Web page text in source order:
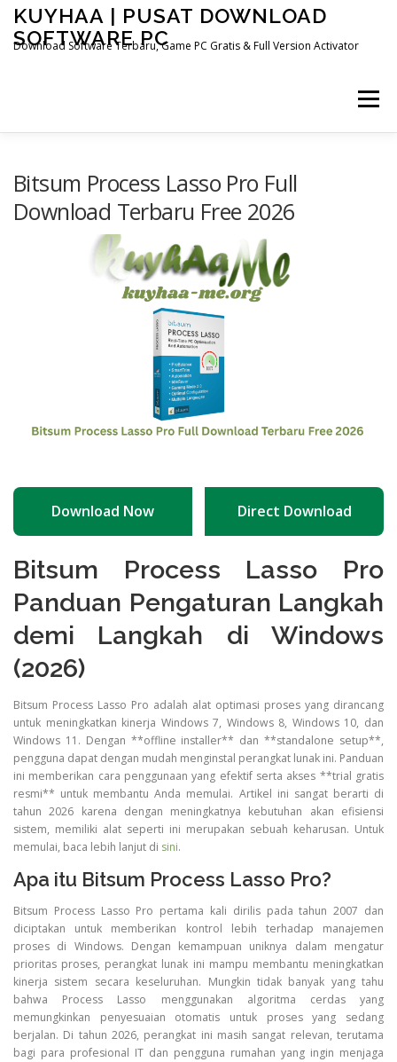
Skip
content
KUYHAA | PUSAT DOWNLOAD
SOFTWARE PC
Download Software Terbaru, Game PC Gratis & Full Version Activator
Menu
OTHER PAGES
Bitsum Process Lasso Pro Full
Download Terbaru Free 2026
Download Now Direct Download
Bitsum Process Lasso Pro
Panduan Pengaturan Langkah
demi Langkah di Windows
(2026)
Bitsum Process Lasso Pro adalah alat optimasi proses yang dirancang
untuk meningkatkan kinerja Windows 7, Windows 8, Windows 10, dan
Windows 11. Dengan **offline installer** dan **standalone setup**,
pengguna dapat dengan mudah menginstal perangkat lunak ini. Panduan
ini memberikan cara penggunaan yang efektif serta akses **trial gratis
resmi** untuk membantu Anda memulai. Artikel ini sangat berarti di
tahun 2026 karena dengan meningkatnya kebutuhan akan efisiensi
sistem, memiliki alat seperti ini merupakan sebuah keharusan. Untuk
memulai, baca lebih lanjut di sini.
Apa itu Bitsum Process Lasso Pro?
Bitsum Process Lasso Pro pertama kali dirilis pada tahun 2007 dan
diciptakan untuk memberikan kontrol lebih terhadap manajemen
proses di Windows. Dengan kemampuan uniknya dalam mengatur
prioritas proses, perangkat lunak ini mampu membantu meningkatkan
kinerja sistem secara keseluruhan. Mungkin tidak banyak yang tahu
bahwa Process Lasso menggunakan algoritma cerdas yang
memungkinkan penyesuaian otomatis untuk proses yang sedang
berjalan. Di tahun 2026, perangkat ini masih sangat relevan, terutama
bagi para profesional IT dan pengguna rumahan yang ingin menjaga